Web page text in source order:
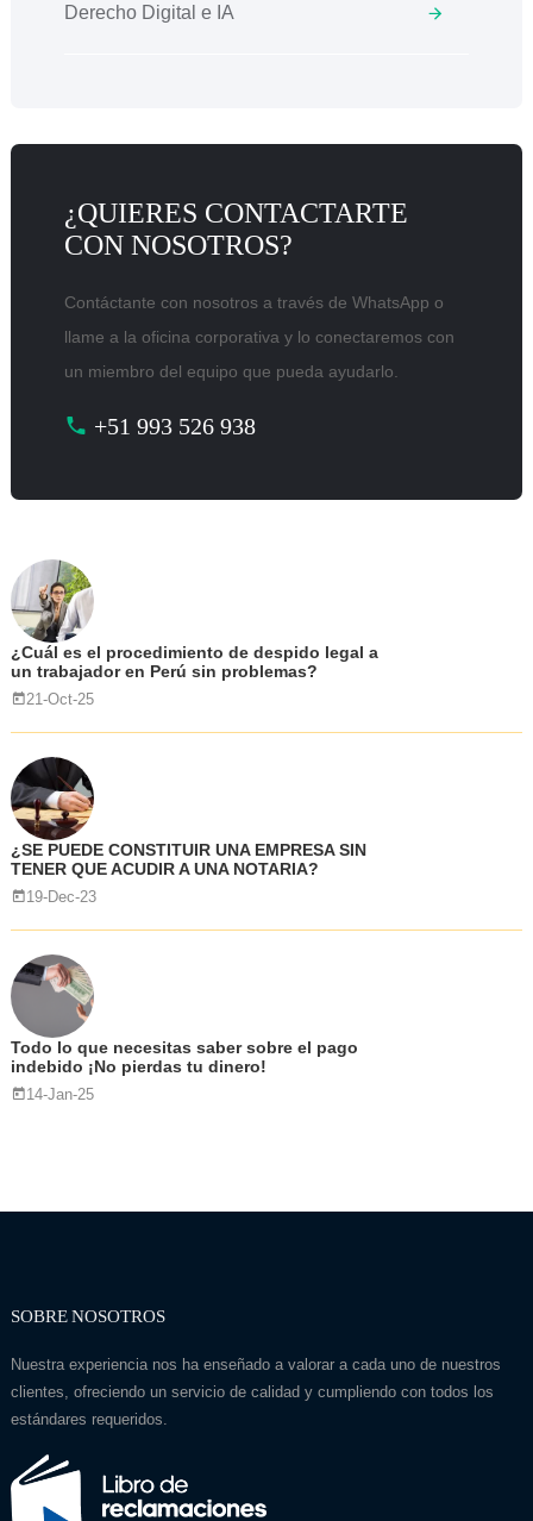
Derecho Digital e IA
¿QUIERES CONTACTARTE
CON NOSOTROS?
Contáctante con nosotros a través de WhatsApp o
llame a la oficina corporativa y lo conectaremos con
un miembro del equipo que pueda ayudarlo.
+51 993 526 938
¿Cuál es el procedimiento de despido legal a
un trabajador en Perú sin problemas?
21-Oct-25
¿SE PUEDE CONSTITUIR UNA EMPRESA SIN
TENER QUE ACUDIR A UNA NOTARIA?
19-Dec-23
Todo lo que necesitas saber sobre el pago
indebido ¡No pierdas tu dinero!
14-Jan-25
SOBRE NOSOTROS
Nuestra experiencia nos ha enseñado a valorar a cada uno de nuestros
clientes, ofreciendo un servicio de calidad y cumpliendo con todos los
estándares requeridos.